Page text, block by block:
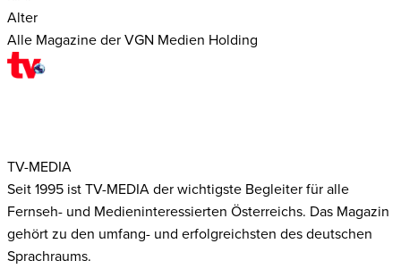
Alter
Alle Magazine der VGN Medien Holding
TV-MEDIA
Seit 1995 ist TV-MEDIA der wichtigste Begleiter für alle
Fernseh- und Medieninteressierten Österreichs. Das Magazin
gehört zu den umfang- und erfolgreichsten des deutschen
Sprachraums.